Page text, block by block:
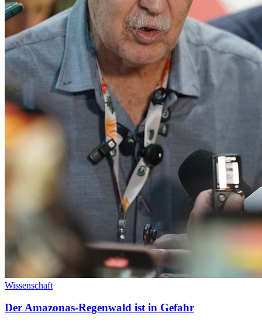
Wissenschaft
Der Amazonas-Regenwald ist in Gefahr